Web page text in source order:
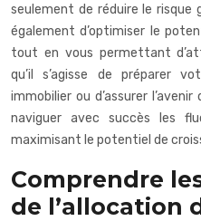
seulement de réduire le risque
également d’optimiser le
tout en vous permettant
qu’il s’agisse de préparer
immobilier ou d’assurer
naviguer avec succès les
maximisant le potentiel de
Comprendre
de l’allocation